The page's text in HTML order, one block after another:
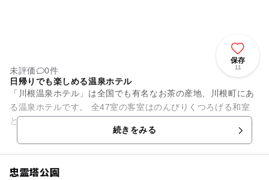
保存
11
未評価
0件
日帰りでも楽しめる温泉ホテル
「川根温泉ホテル」は全国でも有名なお茶の産地、川根町にあ
る温泉ホテルです。 全47室の客室はのんびりくつろげる和室
と、モダンで落ち着いたつくりの洋室があり、どちらも窓から
はどこか懐かしい、ほっ...続きをみる
忠霊塔公園